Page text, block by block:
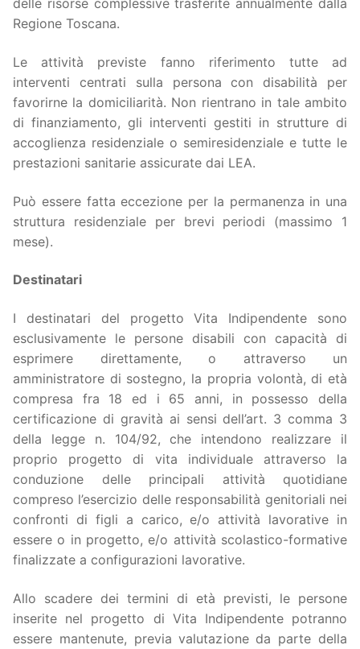
delle risorse complessive trasferite annualmente dalla
Regione Toscana.
Le attività previste fanno riferimento tutte ad
interventi centrati sulla persona con disabilità per
favorirne la domiciliarità. Non rientrano in tale ambito
di finanziamento, gli interventi gestiti in strutture di
accoglienza residenziale o semiresidenziale e tutte le
prestazioni sanitarie assicurate dai LEA.
Può essere fatta eccezione per la permanenza in una
struttura residenziale per brevi periodi (massimo 1
mese).
Destinatari
I destinatari del progetto Vita Indipendente sono
esclusivamente le persone disabili con capacità di
esprimere direttamente, o attraverso un
amministratore di sostegno, la propria volontà, di età
compresa fra 18 ed i 65 anni, in possesso della
certificazione di gravità ai sensi dell’art. 3 comma 3
della legge n. 104/92, che intendono realizzare il
proprio progetto di vita individuale attraverso la
conduzione delle principali attività quotidiane
compreso l’esercizio delle responsabilità genitoriali nei
confronti di figli a carico, e/o attività lavorative in
essere o in progetto, e/o attività scolastico-formative
finalizzate a configurazioni lavorative.
Allo scadere dei termini di età previsti, le persone
inserite nel progetto di Vita Indipendente potranno
essere mantenute, previa valutazione da parte della